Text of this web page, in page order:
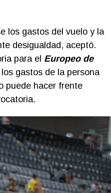
los gastos del vuelo y la
desigualdad, aceptó.
para el Europeo de
gastos de la persona
puede hacer frente